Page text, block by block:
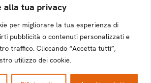
alla tua privacy
per migliorare la tua esperienza di
pubblicità o contenuti personalizzati e
traffico. Cliccando “Accetta tutti”,
utilizzo dei cookie.